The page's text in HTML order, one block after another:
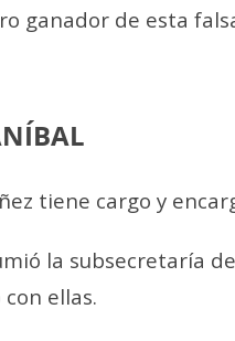
ganador de esta
tiene cargo y
la subsecretaría
ellas.